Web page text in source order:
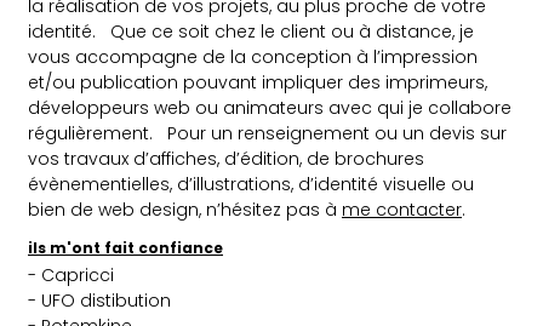
la réalisation de vos projets, au plus proche de votre
identité. Que ce soit chez le client ou à distance, je
vous accompagne de la conception à l’impression
et/ou publication pouvant impliquer des imprimeurs,
développeurs web ou animateurs avec qui je collabore
régulièrement. Pour un renseignement ou un devis sur
vos travaux d’affiches, d’édition, de brochures
évènementielles, d’illustrations, d’identité visuelle ou
bien de web design, n’hésitez pas à me contacter.
ils m'ont fait confiance
- Capricci
- UFO distibution